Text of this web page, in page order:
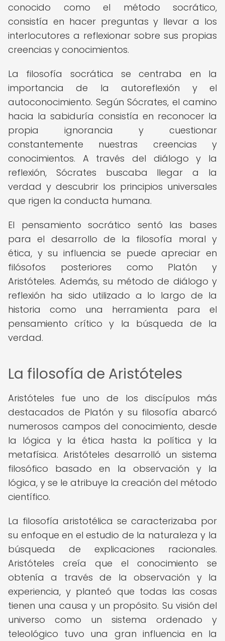
conocido como el método socrático,
consistía en hacer preguntas y llevar a los
interlocutores a reflexionar sobre sus propias
creencias y conocimientos.
La filosofía socrática se centraba en la
importancia de la autoreflexión y el
autoconocimiento. Según Sócrates, el camino
hacia la sabiduría consistía en reconocer la
propia ignorancia y cuestionar
constantemente nuestras creencias y
conocimientos. A través del diálogo y la
reflexión, Sócrates buscaba llegar a la
verdad y descubrir los principios universales
que rigen la conducta humana.
El pensamiento socrático sentó las bases
para el desarrollo de la filosofía moral y
ética, y su influencia se puede apreciar en
filósofos posteriores como Platón y
Aristóteles. Además, su método de diálogo y
reflexión ha sido utilizado a lo largo de la
historia como una herramienta para el
pensamiento crítico y la búsqueda de la
verdad.
La filosofía de Aristóteles
Aristóteles fue uno de los discípulos más
destacados de Platón y su filosofía abarcó
numerosos campos del conocimiento, desde
la lógica y la ética hasta la política y la
metafísica. Aristóteles desarrolló un sistema
filosófico basado en la observación y la
lógica, y se le atribuye la creación del método
científico.
La filosofía aristotélica se caracterizaba por
su enfoque en el estudio de la naturaleza y la
búsqueda de explicaciones racionales.
Aristóteles creía que el conocimiento se
obtenía a través de la observación y la
experiencia, y planteó que todas las cosas
tienen una causa y un propósito. Su visión del
universo como un sistema ordenado y
teleológico tuvo una gran influencia en la